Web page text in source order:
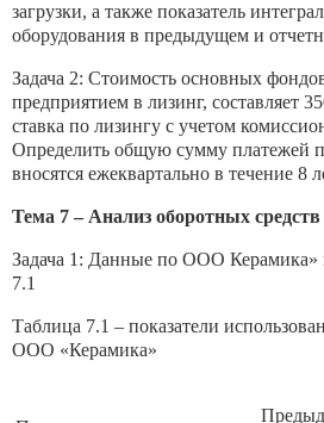
загрузки, а также показатель
оборудования в предыдущем и
Задача 2: Стоимость основных
предприятием в лизинг, составляет
ставка по лизингу с учетом
Определить общую сумму платежей
вносятся ежеквартально в течение 8
Тема 7 – Анализ оборотных средств
Задача 1: Данные по ООО Керамика»
7.1
Таблица 7.1 – показатели
ООО «Керамика»